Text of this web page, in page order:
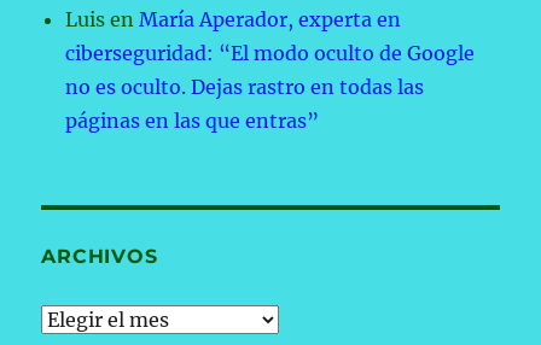
Luis enMaría Aperador, experta en
ciberseguridad: “El modo oculto de Google
no es oculto. Dejas rastro en todas las
páginas en las que entras”
ARCHIVOS
Archivos